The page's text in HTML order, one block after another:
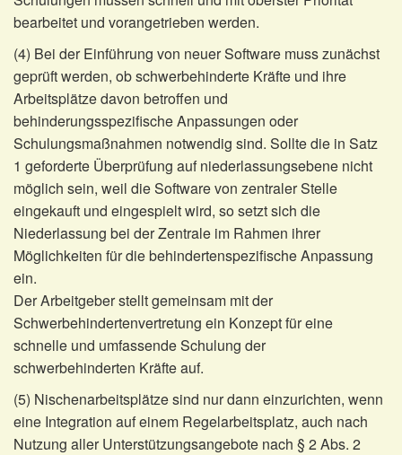
bearbeitet und vorangetrieben werden.
(4) Bei der Einführung von neuer Software muss zunächst
geprüft werden, ob schwerbehinderte Kräfte und ihre
Arbeitsplätze davon betroffen und
behinderungsspezifische Anpassungen oder
Schulungsmaßnahmen notwendig sind. Sollte die in Satz
1 geforderte Überprüfung auf niederlassungsebene nicht
möglich sein, weil die Software von zentraler Stelle
eingekauft und eingespielt wird, so setzt sich die
Niederlassung bei der Zentrale im Rahmen ihrer
Möglichkeiten für die behindertenspezifische Anpassung
ein.
Der Arbeitgeber stellt gemeinsam mit der
Schwerbehindertenvertretung ein Konzept für eine
schnelle und umfassende Schulung der
schwerbehinderten Kräfte auf.
(5) Nischenarbeitsplätze sind nur dann einzurichten, wenn
eine Integration auf einem Regelarbeitsplatz, auch nach
Nutzung aller Unterstützungsangebote nach § 2 Abs. 2